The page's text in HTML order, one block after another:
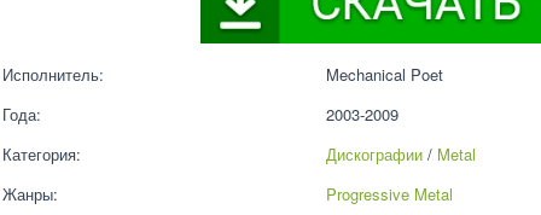
Исполнитель:
Mechanical Poet
Года:
2003-2009
Категория:
Дискографии / Metal
Жанры:
Progressive Metal